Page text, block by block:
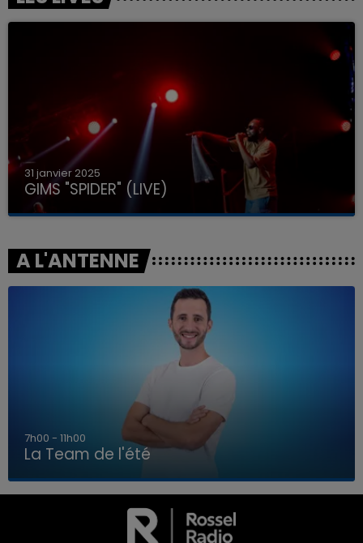
LA TEAM DE L'ÉTÉ
31 janvier 2025
GIMS "SPIDER" (LIVE)
A L'ANTENNE
7h00 - 11h00
La Team de l'été